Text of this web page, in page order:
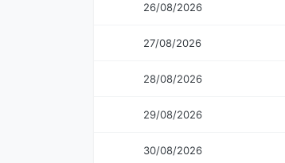
26/08/2026
27/08/2026
28/08/2026
29/08/2026
30/08/2026